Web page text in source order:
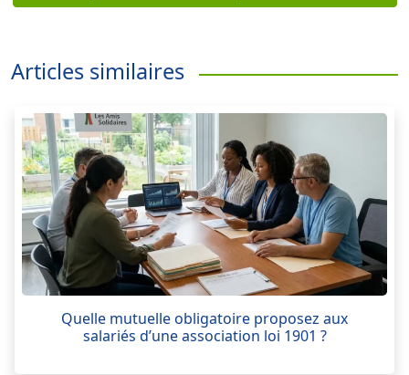
Articles similaires
Quelle mutuelle obligatoire proposez aux
salariés d’une association loi 1901 ?